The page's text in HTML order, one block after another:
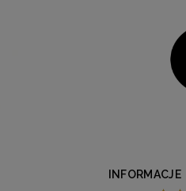
INFORMACJE